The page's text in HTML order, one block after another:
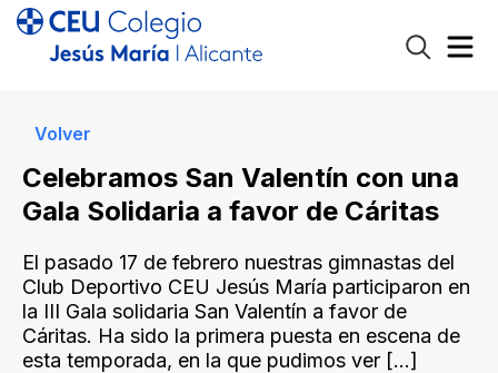
Volver
Celebramos San Valentín con una
Gala Solidaria a favor de Cáritas
El pasado 17 de febrero nuestras gimnastas del
Club Deportivo CEU Jesús María participaron en
la III Gala solidaria San Valentín a favor de
Cáritas. Ha sido la primera puesta en escena de
esta temporada, en la que pudimos ver […]